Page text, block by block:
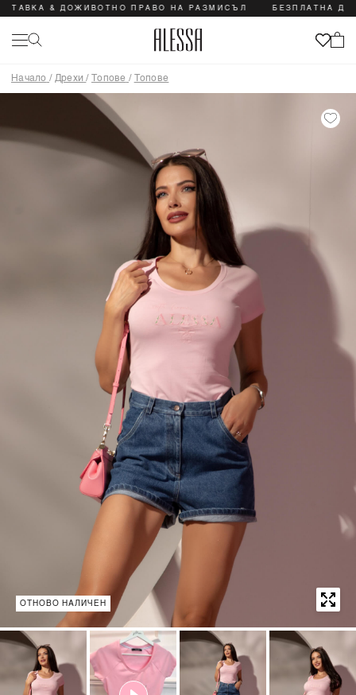
& ДОЖИВОТНО ПРАВО НА РАЗМИСЪЛ БЕЗПЛАТНА
Начало / Дрехи / Топове / Топове
ОТНОВО НАЛИЧЕН